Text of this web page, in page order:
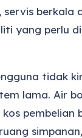
servis berkala
yang perlu
tidak
lama. Air
pembelian